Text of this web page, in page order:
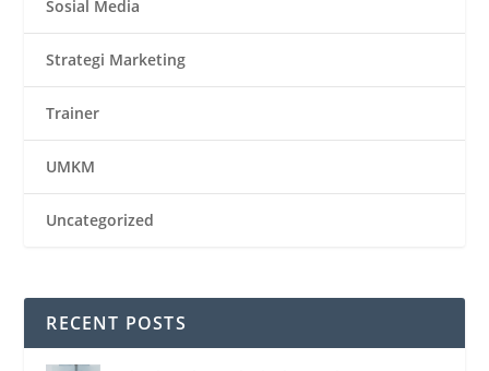
Sosial Media
Strategi Marketing
Trainer
UMKM
Uncategorized
RECENT POSTS